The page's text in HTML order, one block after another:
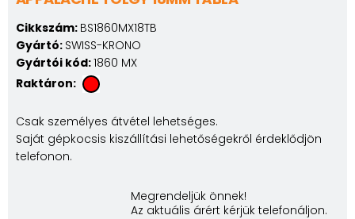
Cikkszám: BS1860MX18TB
Gyártó: SWISS-KRONO
Gyártói kód:1860 MX
Raktáron:
Csak személyes átvétel lehetséges.
Saját gépkocsis kiszállítási lehetőségekről érdeklődjön
telefonon.
Megrendeljük önnek!
Az aktuális árért kérjük telefonáljon.